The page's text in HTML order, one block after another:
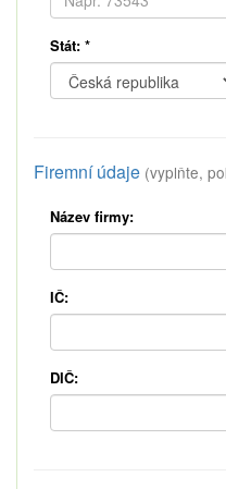
Stát: *
Firemní údaje (vyplňte,
Název firmy:
IČ:
DIČ: